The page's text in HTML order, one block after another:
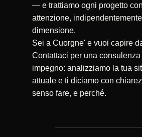
— e trattiamo ogni progetto
attenzione,
dimensione.
Sei a Cuorgne' e vuoi capire
Contattaci per una consulenza
impegno: analizziamo la tua
attuale e ti diciamo con
senso fare, e perché.